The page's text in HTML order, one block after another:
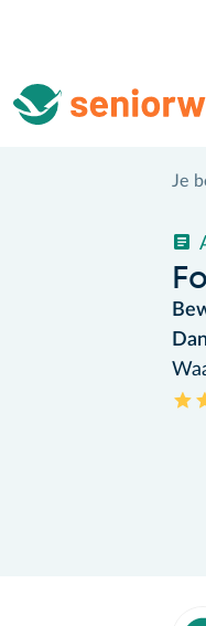
Je